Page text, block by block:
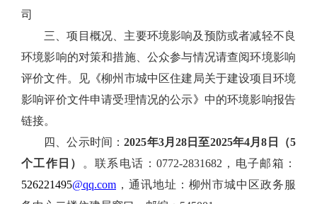
司
三、项目概况、主要环境影响及预防或者减轻不良
环境影响的对策和措施、公众参与情况请查阅环境影响
评价文件。见 《柳州市城中区住建局关于建设项目环境
影响评价文件申请受理情况的公示》 中的环境影响报告
链接。
四、公示时间：2025年3月28日至2025年4月8日（5
个工作日）
。联系电话：0772-2831682，电子邮箱：
526221495@qq.com ，通讯地址：柳州市城中区政务服